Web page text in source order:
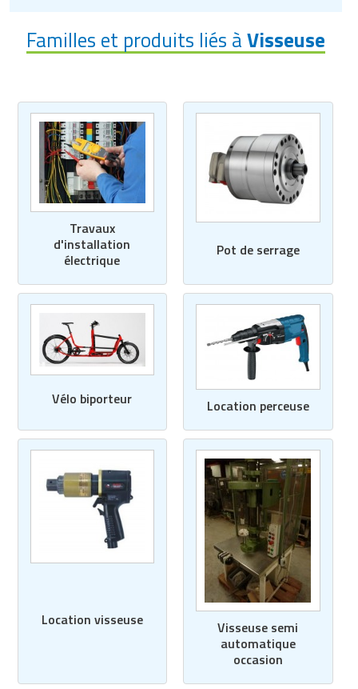
Familles et produits liés àVisseuse
Travaux
d'installation
électrique
Pot de serrage
Vélo biporteur Location perceuse
Location visseuse
Visseuse semi
automatique
occasion